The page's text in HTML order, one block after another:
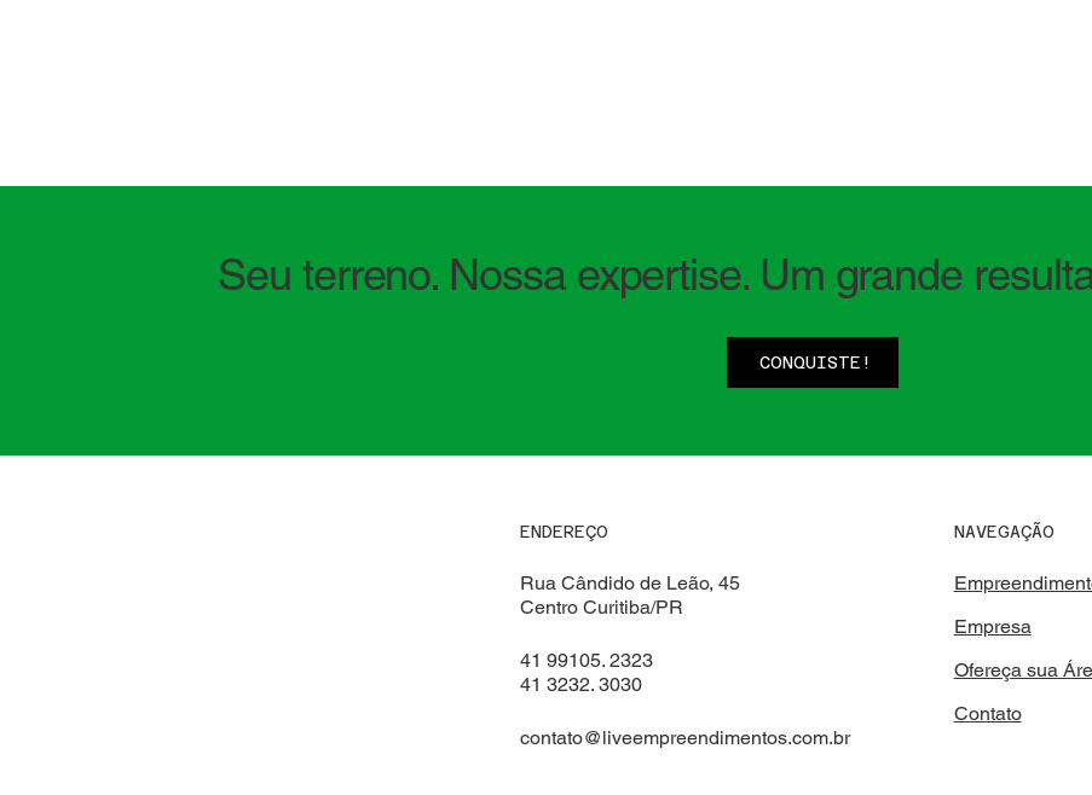
Seu terreno. Nossa expertise. Um grande
CONQUISTE!
ENDEREÇO
Rua Cândido de Leão, 45
Centro Curitiba/PR
41 99105. 2323
41 3232. 3030
contato@liveempreendimentos.com.br
NAVEGAÇÃO
Empresa
Ofereça sua
Contato